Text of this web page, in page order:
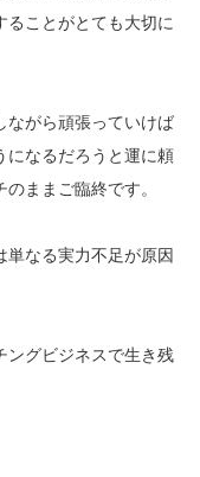
ることがとても大切に
ながら頑張っていけば
になるだろうと運に頼
ままご臨終です。
単なる実力不足が原因
ングビジネスで生き残